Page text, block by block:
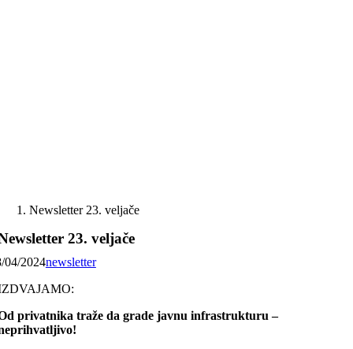
Newsletter 23. veljače
23. veljače
04/2024newsletter
privatnika traže da grade javnu infrastrukturu –